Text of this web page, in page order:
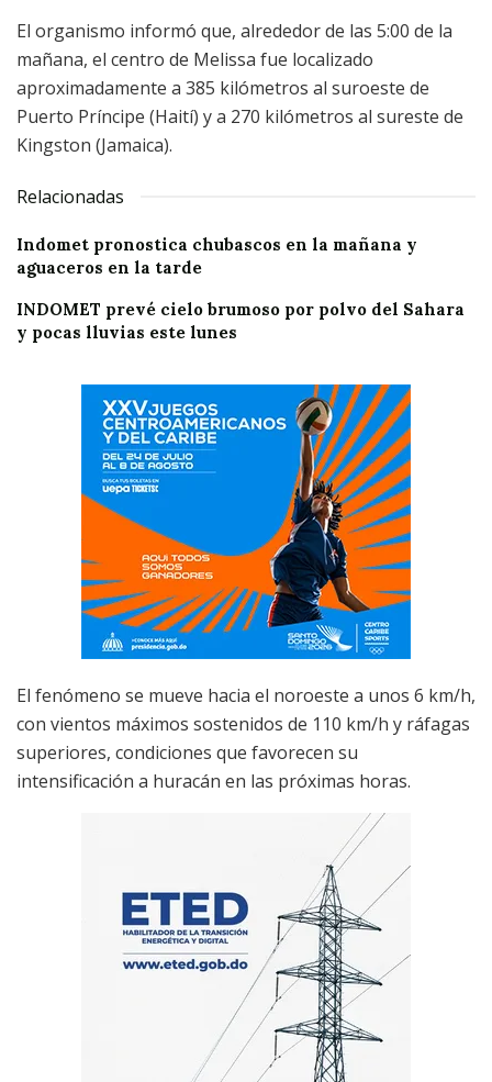
El organismo informó que, alrededor de las 5:00 de la
mañana, el centro de Melissa fue localizado
aproximadamente a 385 kilómetros al suroeste de
Puerto Príncipe (Haití) y a 270 kilómetros al sureste de
Kingston (Jamaica).
Relacionadas
Indomet pronostica chubascos en la mañana y
aguaceros en la tarde
INDOMET prevé cielo brumoso por polvo del Sahara
y pocas lluvias este lunes
El fenómeno se mueve hacia el noroeste a unos 6 km/h,
con vientos máximos sostenidos de 110 km/h y ráfagas
superiores, condiciones que favorecen su
intensificación a huracán en las próximas horas.